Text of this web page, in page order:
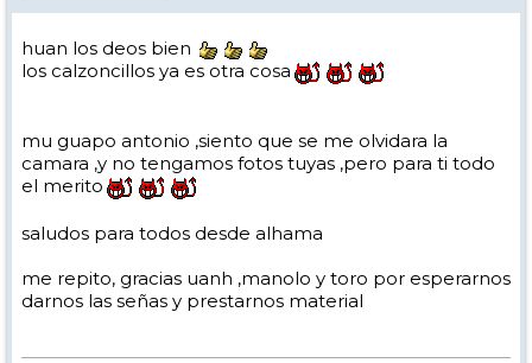
huan los deos bien
los calzoncillos ya es otra cosa
mu guapo antonio ,siento que se me olvidara la
camara ,y no tengamos fotos tuyas ,pero para ti todo
el merito
saludos para todos desde alhama
me repito, gracias uanh ,manolo y toro por esperarnos
darnos las señas y prestarnos material